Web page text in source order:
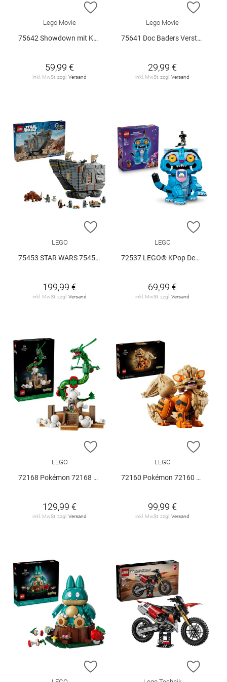
ZUR WUNSCHLISTE HINZUFÜGEN
Lego Movie
75642 Showdown mit Kapitän Smoker V29
59,99 €
inkl. MwSt. zzgl.Versand
ZUR
Lego Movie
75641 Doc Baders Versteck V29
29,99 €
inkl. MwSt. zzgl.Versand
ZUR WUNSCHLISTE HINZUFÜGEN
LEGO
75453 STAR WARS 75453 V29
199,99 €
inkl. MwSt. zzgl.Versand
ZUR
LEGO
72537 LEGO® KPop Demon Hunters 72537 V29
69,99 €
inkl. MwSt. zzgl.Versand
ZUR WUNSCHLISTE HINZUFÜGEN
LEGO
72168 Pokémon 72168 V29
129,99 €
inkl. MwSt. zzgl. Versand
ZUR
LEGO
72160 Pokémon 72160 V29
99,99 €
inkl. MwSt. zzgl. Versand
ZUR WUNSCHLISTE HINZUFÜGEN
ZUR